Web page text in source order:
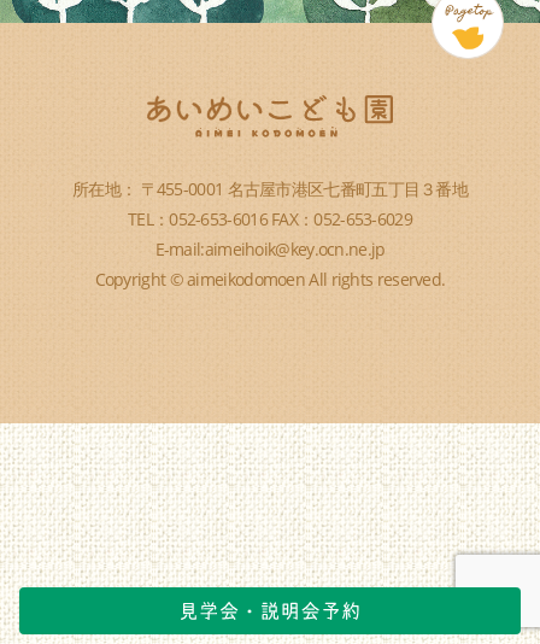
所在地： 〒455-0001 名古屋市港区七番町五丁目３番地
TEL：052-653-6016 FAX：052-653-6029
E-mail:aimeihoik@key.ocn.ne.jp
Copyright © aimeikodomoen All rights reserved.